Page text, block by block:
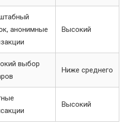
анонимные
Высокий
выбор
Ниже среднего
Высокий